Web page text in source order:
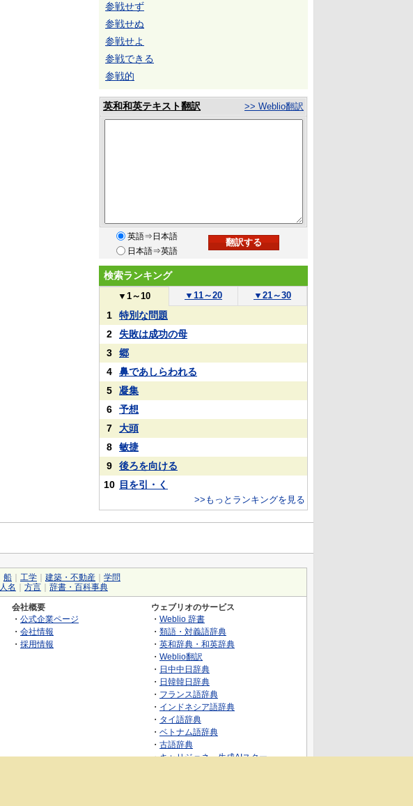
参戦せず
参戦せぬ
参戦せよ
参戦できる
参戦的
英和和英テキスト翻訳 >> Weblio翻訳
英語⇒日本語
日本語⇒英語
検索ランキング
▼ 1～10 ▼ 11～20 ▼ 21～30
1
特別な問題
2
失敗は成功の母
3
郷
4
鼻であしらわれる
5
凝集
6
予想
7
大頭
8
敏捷
9
後ろを向ける
10 目を引・く
>>もっとランキングを見る
船 工学 建築・不動産
学問
人名 方言 辞書・百科事典
会社概要
・ 公式企業ページ
・ 会社情報
・ 採用情報
ウェブリオのサービス
・ Weblio 辞書
・ 類語・対義語辞典
・ 英和辞典・和英辞典
・ Weblio翻訳
・ 日中中日辞典
・ 日韓韓日辞典
・ フランス語辞典
・ インドネシア語辞典
・ タイ語辞典
・ ベトナム語辞典
・ 古語辞典
・キャリジェネ～生成AIスクー